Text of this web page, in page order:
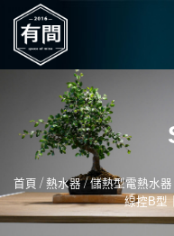
首頁 / 熱水器/儲熱型電熱水器
線控B型